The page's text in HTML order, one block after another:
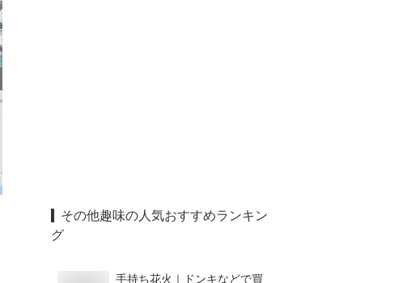
その他趣味の人気おすすめランキン
グ
手持ち花火｜ドンキなどで買